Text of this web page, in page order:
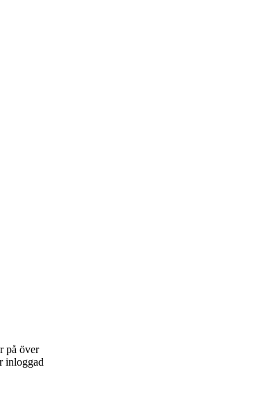
på över
inloggad